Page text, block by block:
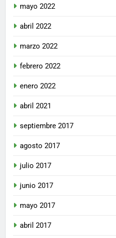
mayo 2022
abril 2022
marzo 2022
febrero 2022
enero 2022
abril 2021
septiembre 2017
agosto 2017
julio 2017
junio 2017
mayo 2017
abril 2017